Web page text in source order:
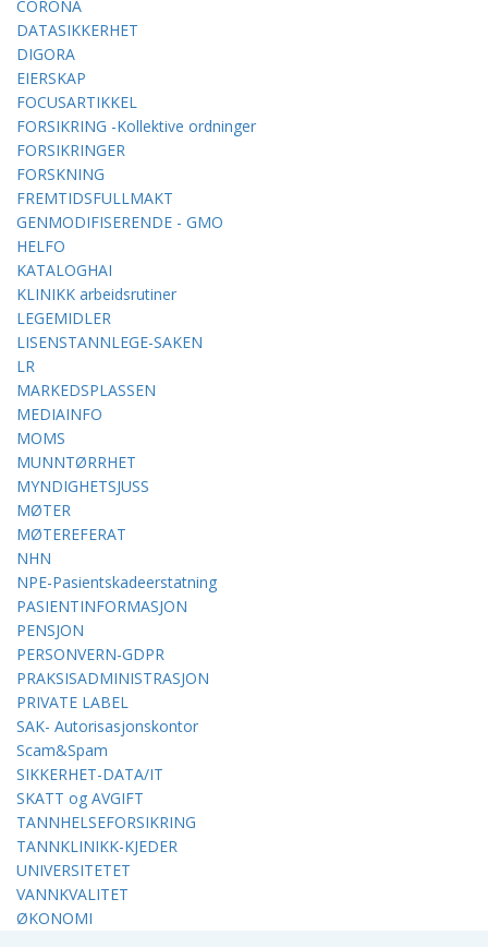
CORONA
DATASIKKERHET
DIGORA
EIERSKAP
FOCUSARTIKKEL
FORSIKRING -Kollektive ordninger
FORSIKRINGER
FORSKNING
FREMTIDSFULLMAKT
GENMODIFISERENDE - GMO
HELFO
KATALOGHAI
KLINIKK arbeidsrutiner
LEGEMIDLER
LISENSTANNLEGE-SAKEN
LR
MARKEDSPLASSEN
MEDIAINFO
MOMS
MUNNTØRRHET
MYNDIGHETSJUSS
MØTER
MØTEREFERAT
NHN
NPE-Pasientskadeerstatning
PASIENTINFORMASJON
PENSJON
PERSONVERN-GDPR
PRAKSISADMINISTRASJON
PRIVATE LABEL
SAK- Autorisasjonskontor
Scam&Spam
SIKKERHET-DATA/IT
SKATT og AVGIFT
TANNHELSEFORSIKRING
TANNKLINIKK-KJEDER
UNIVERSITETET
VANNKVALITET
ØKONOMI